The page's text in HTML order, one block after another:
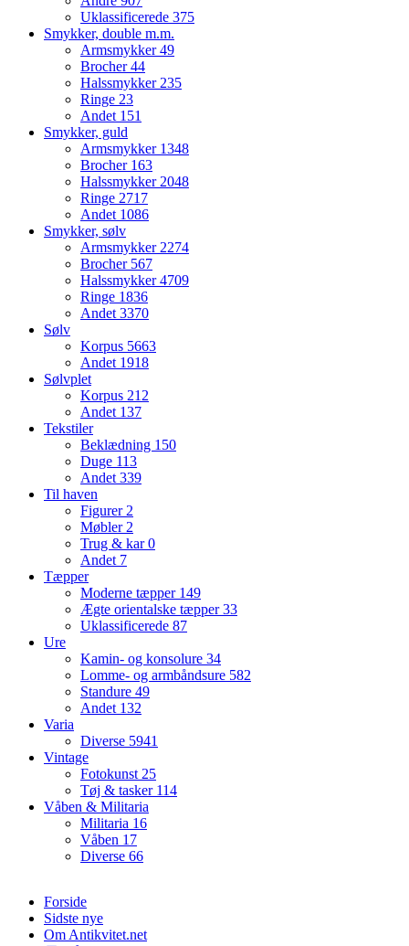
Uklassificerede 375
Smykker, double m.m.
Armsmykker49
Brocher44
Halssmykker 235
Ringe 23
Andet 151
Smykker, guld
Armsmykker 1348
Brocher 163
Halssmykker 2048
Ringe 2717
Andet 1086
Smykker, sølv
Armsmykker 2274
Brocher 567
Halssmykker4709
Ringe 1836
Andet 3370
Sølv
Korpus 5663
Andet 1918
Sølvplet
Korpus 212
Andet 137
Tekstiler
Beklædning 150
Duge 113
Andet 339
Til haven
Figurer 2
Møbler 2
Trug & kar0
Andet 7
Tæpper
Moderne tæpper 149
Ægte orientalske tæpper33
Uklassificerede 87
Ure
Kamin- og konsolure 34
Lomme- og armbåndsure 582
Standure 49
Andet 132
Varia
Diverse 5941
Vintage
Fotokunst 25
Tøj & tasker 114
Våben & Militaria
Militaria 16
Våben 17
Diverse 66
Forside
Sidste nye
Om Antikvitet.net